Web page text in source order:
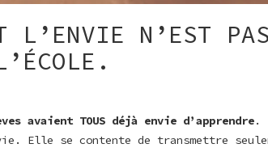
L’ENVIE N’EST
avaient TOUS déjà envie d’apprendre.
Elle se contente de transmettre